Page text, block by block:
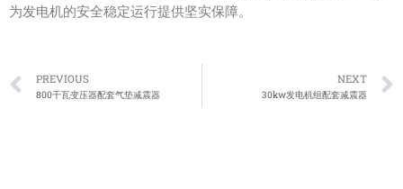
为发电机的安全稳定运行提供坚实保障。
Prev
PREVIOUS
800千瓦变压器配套气垫减震器
NEXT
30kw发电机组配套减震器